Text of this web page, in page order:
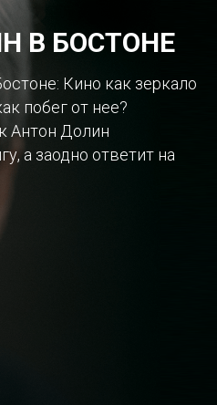
В БОСТОНЕ
Кино как зеркало
побег от нее?
Антон Долин
а заодно ответит на